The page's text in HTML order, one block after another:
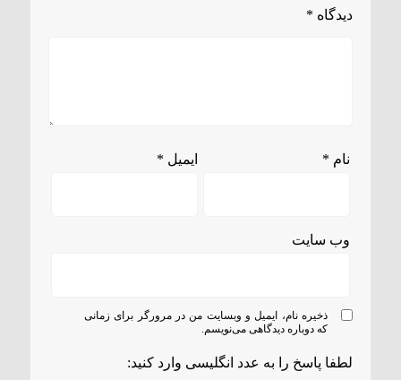
دیدگاه *
نام * ایمیل *
وب‌ سایت
ذخیره نام، ایمیل و وبسایت من در مرورگر برای زمانی
که دوباره دیدگاهی می‌نویسم.
لطفا پاسخ را به عدد انگلیسی وارد کنید: